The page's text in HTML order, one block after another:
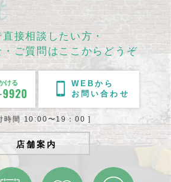
接相談したい方・
ご質問はここからどうぞ
ける
WEBから
お問い合わせ
時間 10:00〜19：00 ]
店舗案内